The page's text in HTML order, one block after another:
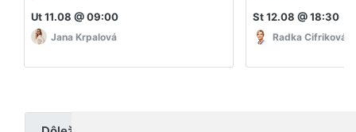
Ut 11.08 @ 09:00
Jana Krpalová
St 12.08 @ 18:30
Radka Cifriková